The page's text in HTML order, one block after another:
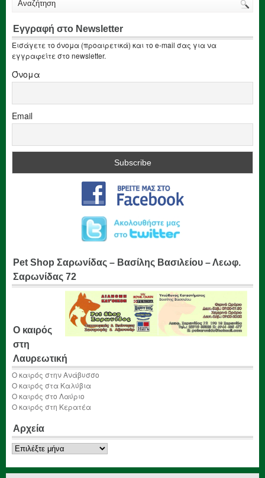
Εγγραφή στο Newsletter
Εισάγετε το όνομα (προαιρετικά) και το e-mail σας για να
εγγραφείτε στο newsletter.
Όνομα
Email
Pet Shop Σαρωνίδας – Βασίλης Βασιλείου – Λεωφ.
Σαρωνίδας 72
Ο καιρός
στη
Λαυρεωτική
Ο καιρός στην Ανάβυσσο
Ο καιρός στα Καλύβια
Ο καιρός στο Λαύριο
Ο καιρός στη Κερατέα
Αρχεία
Αρχεία